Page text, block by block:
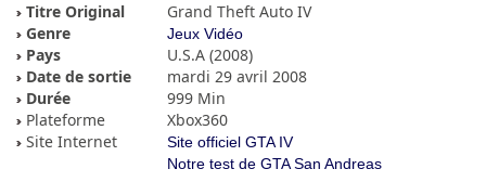
Titre Original
Grand Theft Auto IV
Genre
Jeux Vidéo
Pays
U.S.A (2008)
Date de sortie
mardi 29 avril 2008
Durée
999 Min
Plateforme
Xbox360
Site Internet
Site officiel GTA IV
Notre test de GTA San Andreas